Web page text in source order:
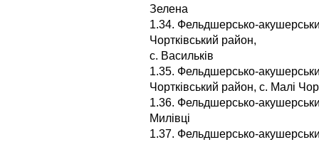
Зелена
1.34. Фельдшерсько-
Чортківський район,
с. Васильків
1.35. Фельдшерсько-
Чортківський район, с. Малі
1.36. Фельдшерсько-
Милівці
1.37. Фельдшерсько-